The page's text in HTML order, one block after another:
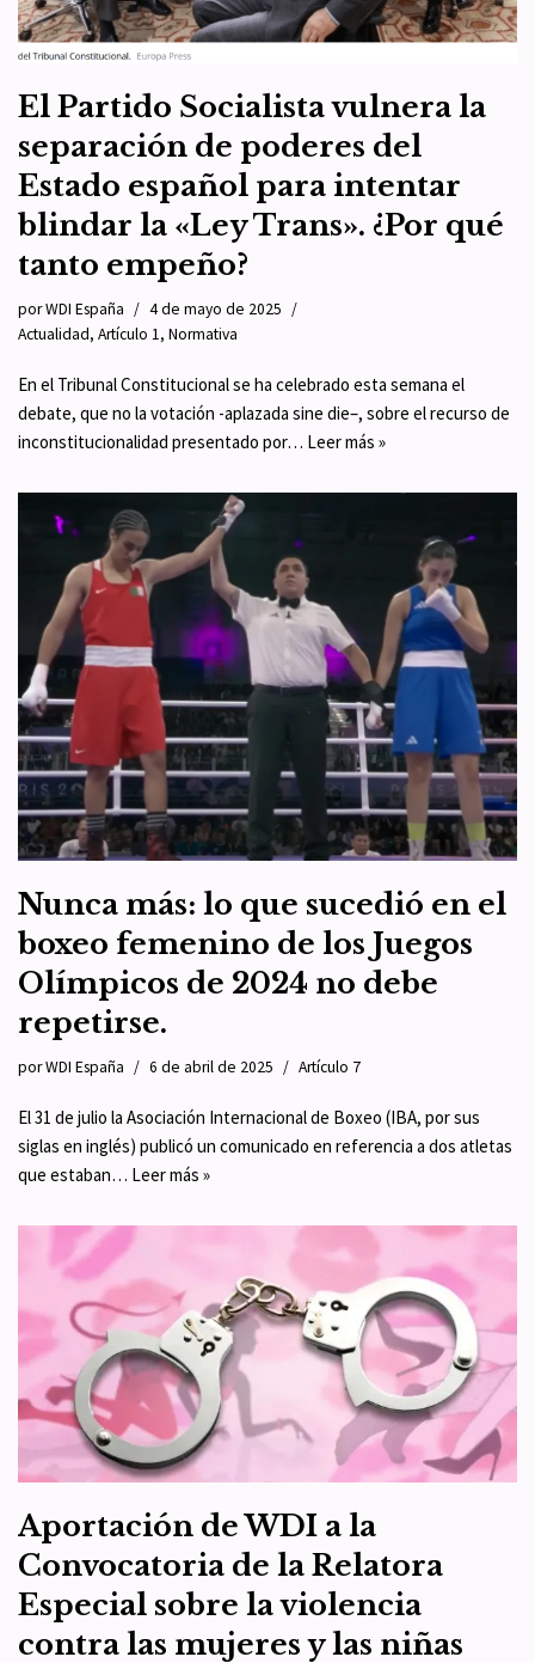
El Partido Socialista vulnera la
separación de poderes del
Estado español para intentar
blindar la «Ley Trans». ¿Por qué
tanto empeño?
porWDI España
4 de mayo de 2025
Actualidad, Artículo 1, Normativa
En el Tribunal Constitucional se ha celebrado esta semana el
debate, que no la votación -aplazada sine die–, sobre el recurso de
inconstitucionalidad presentado por… Leer más »
Nunca más: lo que sucedió en el
boxeo femenino de los Juegos
Olímpicos de 2024 no debe
repetirse.
porWDI España 6 de abril de 2025 Artículo 7
El 31 de julio la Asociación Internacional de Boxeo (IBA, por sus
siglas en inglés) publicó un comunicado en referencia a dos atletas
que estaban… Leer más »
Aportación de WDI a la
Convocatoria de la Relatora
Especial sobre la violencia
contra las mujeres y las niñas